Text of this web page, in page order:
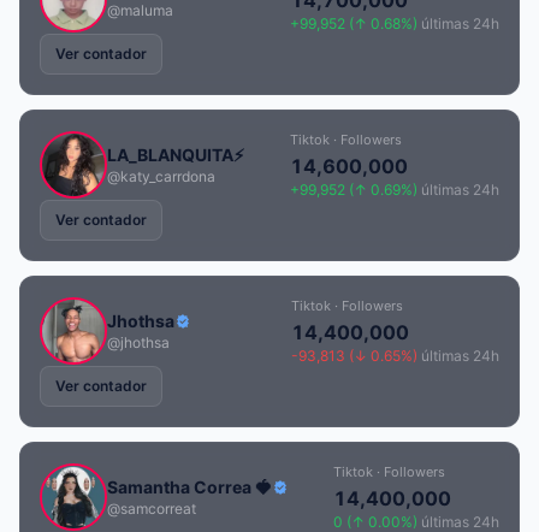
@maluma
+99,952 (↑ 0.68%) últimas 24h
Ver contador
LA_BLANQUITA⚡️
@katy_carrdona
Tiktok · Followers
14,600,000
+99,952 (↑ 0.69%) últimas 24h
Ver contador
Jhothsa
@jhothsa
Tiktok · Followers
14,400,000
-93,813 (↓ 0.65%) últimas 24h
Ver contador
Samantha Correa 🍓
@samcorreat
Tiktok · Followers
14,400,000
0 (↑ 0.00%) últimas 24h